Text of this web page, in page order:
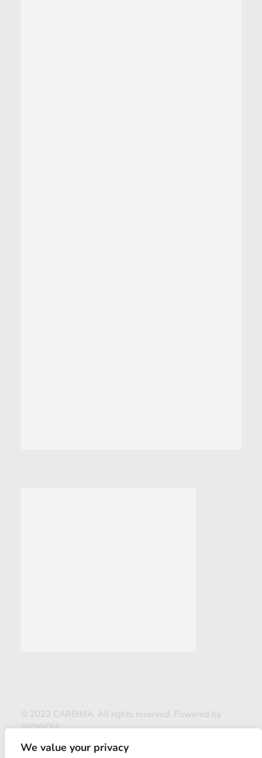
We value your privacy
© 2022 CARBIMA. All rights reserved. Powered by
360INDIA